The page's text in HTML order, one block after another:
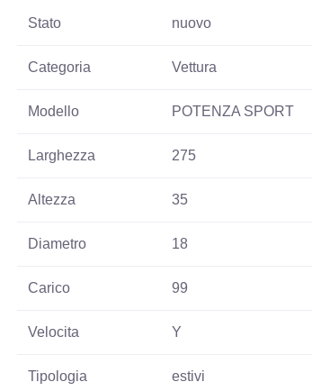
Stato nuovo
Categoria Vettura
Modello POTENZA SPORT
Larghezza 275
Altezza 35
Diametro 18
Carico 99
Velocita Y
Tipologia estivi